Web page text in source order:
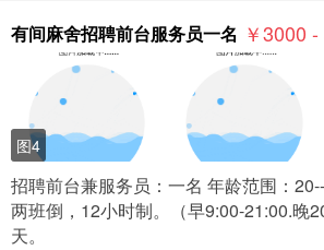
有间麻舍招聘前台服务员一名 ￥3000
图4
招聘前台兼服务员：一名 年龄范围：
两班倒，12小时制。（早9:00-21:00.晚
天。